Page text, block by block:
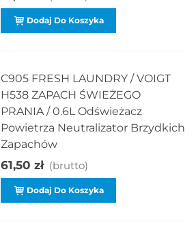
Dodaj Do Koszyka
C905 FRESH LAUNDRY / VOIGT
H538 ZAPACH ŚWIEŻEGO
PRANIA / 0.6L Odświeżacz
Powietrza Neutralizator Brzydkich
Zapachów
61,50 zł (brutto)
Dodaj Do Koszyka